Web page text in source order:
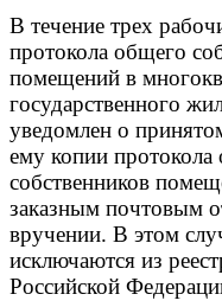
В течение трех
протокола общего
помещений в
государственного
уведомлен о
ему копии
собственников
заказным почтовым
вручении. В этом
исключаются из
Российской